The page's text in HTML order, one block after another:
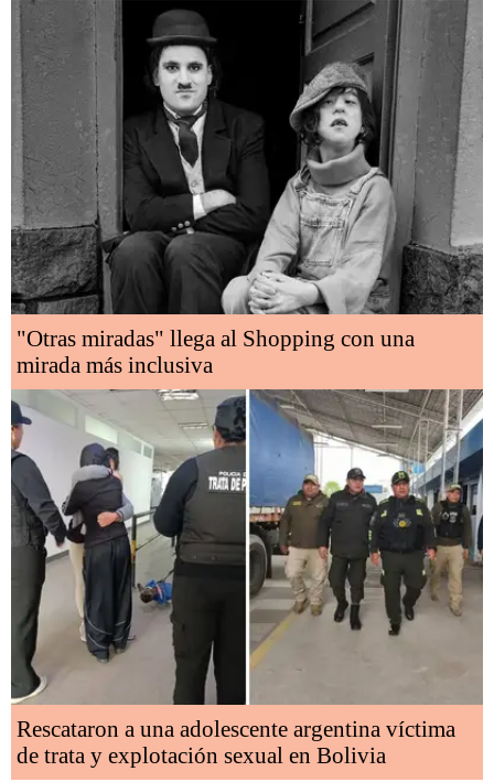
"Otras miradas" llega al Shopping con una
mirada más inclusiva
Rescataron a una adolescente argentina víctima
de trata y explotación sexual en Bolivia